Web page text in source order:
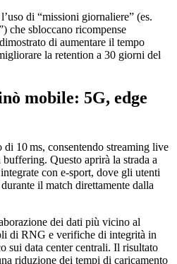
di “missioni giornaliere” (es.
che sbloccano ricompense
di aumentare il tempo
la retention a 30 giorni del
mobile: 5G, edge
10 ms, consentendo streaming live
Questo aprirà la strada a
con e‑sport, dove gli utenti
il match direttamente dalla
dei dati più vicino al
di RNG e verifiche di integrità in
sui data center centrali. Il risultato
riduzione dei tempi di caricamento